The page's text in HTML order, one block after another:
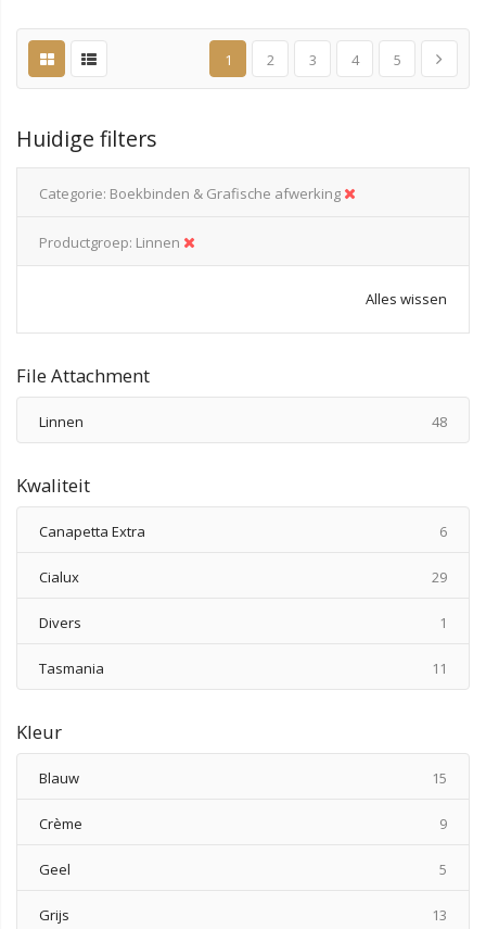
1 2 3 4 5
Huidige filters
Categorie Boekbinden & Grafische afwerking
Productgroep Linnen
Alles wissen
File Attachment
Linnen 48
Kwaliteit
Canapetta Extra 6
Cialux 29
Divers 1
Tasmania 11
Kleur
Blauw 15
Crème 9
Geel 5
Grijs 13